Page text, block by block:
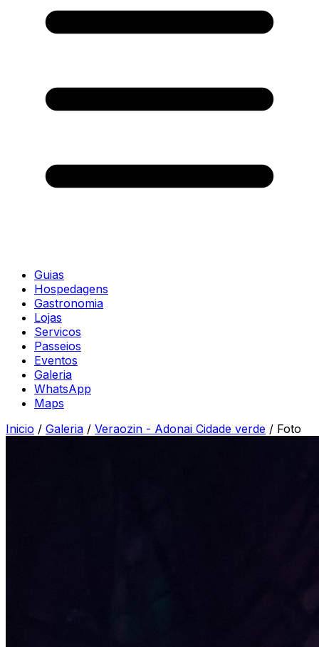
Guias
Hospedagens
Gastronomia
Lojas
Servicos
Passeios
Eventos
Galeria
WhatsApp
Maps
Inicio / Galeria / Veraozin - Adonai Cidade verde / Foto